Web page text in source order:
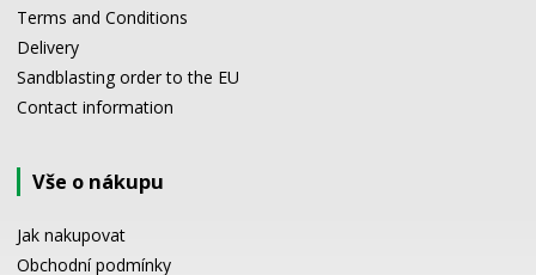
Terms and Conditions
Delivery
Sandblasting order to the EU
Contact information
Vše o nákupu
Jak nakupovat
Obchodní podmínky